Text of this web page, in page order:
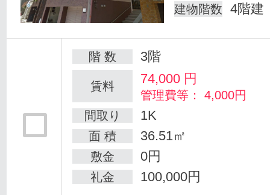
建物階数 4階建
階 数 3階
賃料 74,000 円
管理費等： 4,000円
間取り
1K
面 積 36.51㎡
敷金 0円
礼金 100,000円